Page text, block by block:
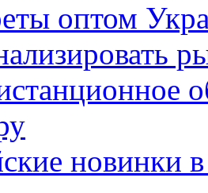
оптом
новинки